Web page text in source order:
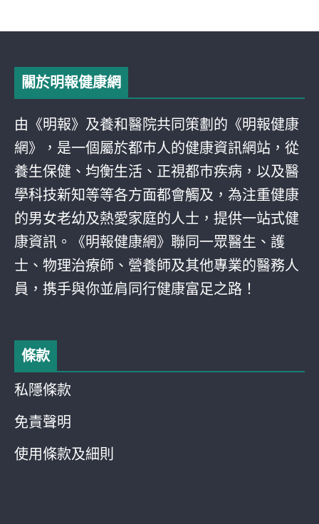
關於明報健康網
由《明報》及養和醫院共同策劃的《明報健康
網》，是一個屬於都巿人的健康資訊網站，從
養生保健、均衡生活、正視都巿疾病，以及醫
學科技新知等等各方面都會觸及，為注重健康
的男女老幼及熱愛家庭的人士，提供一站式健
康資訊。《明報健康網》聯同一眾醫生、護
士、物理治療師、營養師及其他專業的醫務人
員，携手與你並肩同行健康富足之路！
條款
私隱條款
免責聲明
使用條款及細則